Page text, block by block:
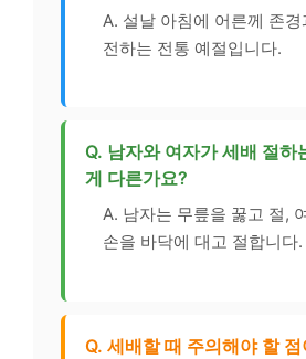
A. 설날 아침에 어른께 존
전하는 전통 예절입니다.
Q. 남자와 여자가 세배 절하
게 다른가요?
A. 남자는 무릎을 꿇고 절,
손을 바닥에 대고 절합니다.
Q. 세배할 때 주의해야 할